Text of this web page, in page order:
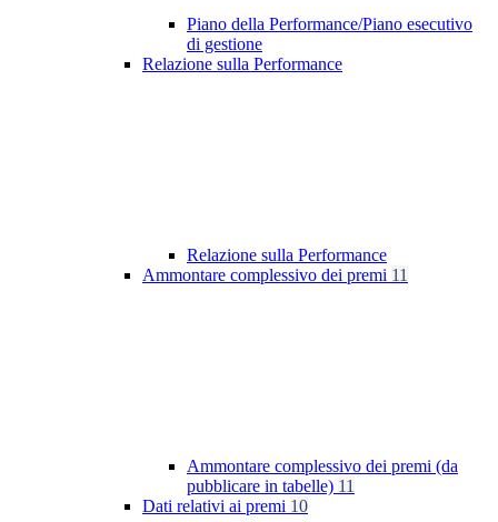
Piano della Performance/Piano esecutivo
di gestione
Relazione sulla Performance
Relazione sulla Performance
Ammontare complessivo dei premi 11
Ammontare complessivo dei premi (da
pubblicare in tabelle) 11
Dati relativi ai premi 10